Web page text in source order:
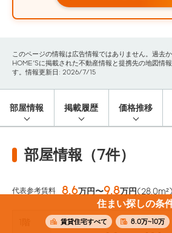
住まい探しの条
賃貸住宅すべて 8.0万~10万
このページの情報は広告情報ではありません。過去
HOME'Sに掲載された不動産情報と提携先の地図情
す。情報更新日: 2026/7/15
部屋情報 掲載履歴 価格推移
部屋情報（7件）
代表参考賃料 8.6万円〜9.8万円(28.0m²)
参考価格 -